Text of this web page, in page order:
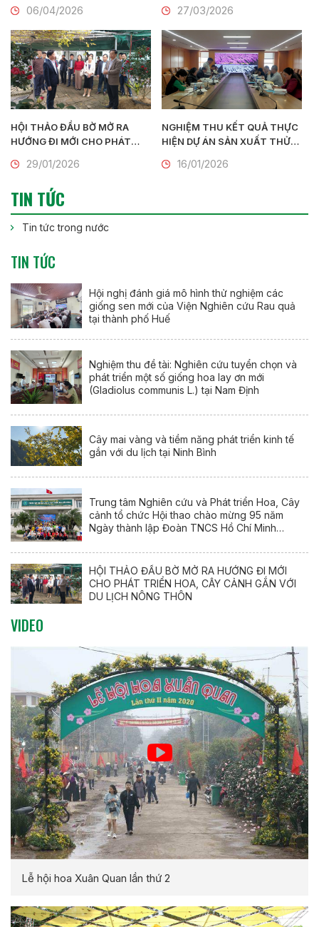
06/04/2026
Ngày thành lập Đoàn TNCS Hồ
Chí Minh (26/3/1931 –
26/3/2026)
27/03/2026
HỘI THẢO ĐẦU BỜ MỞ RA
HƯỚNG ĐI MỚI CHO PHÁT
VỚI DU LỊCH NÔNG THÔN
29/01/2026
NGHIỆM THU KẾT QUẢ THỰC
HIỆN DỰ ÁN SẢN XUẤT THỬ
CÔNG NGHỆ NUÔI CẤY MÔ
16/01/2026
TIN TỨC
Tin tức trong nước
TIN TỨC
Hội nghị đánh giá mô hình thử nghiệm các
giống sen mới của Viện Nghiên cứu Rau quả
tại thành phố Huế
Nghiệm thu đề tài: Nghiên cứu tuyển chọn và
phát triển một số giống hoa lay ơn mới
(Gladiolus communis L.) tại Nam Định
Cây mai vàng và tiềm năng phát triển kinh tế
gắn với du lịch tại Ninh Bình
Trung tâm Nghiên cứu và Phát triển Hoa, Cây
cảnh tổ chức Hội thao chào mừng 95 năm
Ngày thành lập Đoàn TNCS Hồ Chí Minh
HỘI THẢO ĐẦU BỜ MỞ RA HƯỚNG ĐI MỚI
CHO PHÁT TRIỂN HOA, CÂY CẢNH GẮN VỚI
DU LỊCH NÔNG THÔN
VIDEO
Lễ hội hoa Xuân Quan lần thứ 2